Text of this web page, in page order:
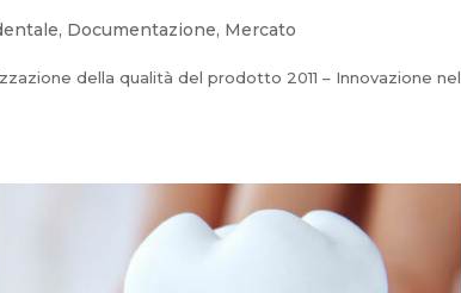
, Documentazione, Mercato
della qualità del prodotto 2011 – Innovazione nel